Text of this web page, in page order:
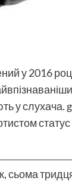
у 2016
у
сьома